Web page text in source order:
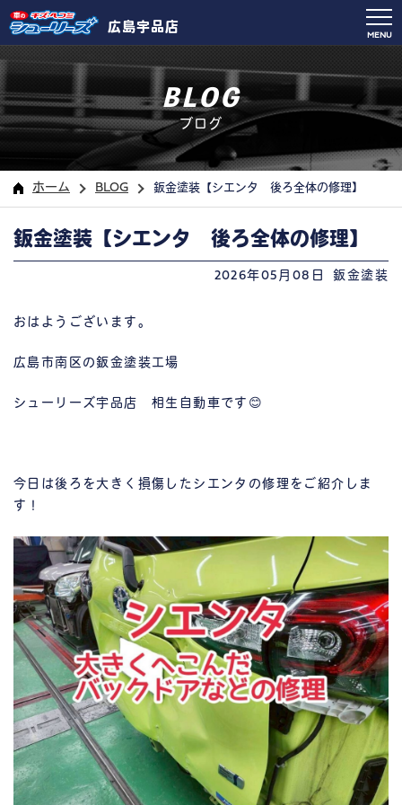
広島宇品店
MENU
BLOG
ブログ
ホーム BLOG 鈑金塗装【シエンタ 後ろ全体の修理】
鈑金塗装【シエンタ 後ろ全体の修理】
2026年05月08日 鈑金塗装
おはようございます。
広島市南区の鈑金塗装工場
シューリーズ宇品店 相生自動車です😊
今日は後ろを大きく損傷したシエンタの修理をご紹介しま
す！